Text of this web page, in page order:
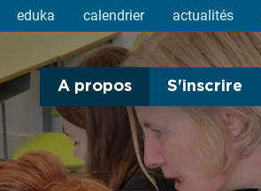
eduka calendrier actualités
A propos S'inscrire